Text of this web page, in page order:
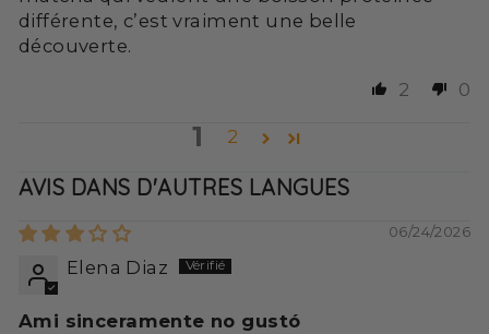
différente, c’est vraiment une belle
découverte.
2
0
1 2
AVIS DANS D'AUTRES LANGUES
06/24/2026
Elena Diaz
Ami sinceramente no gustó